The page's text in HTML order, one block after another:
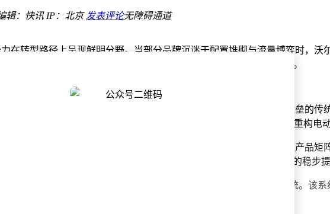
能稳定
辑：快讯 IP：北京 发表评论无障碍通道
在转型路径上呈现鲜明分野。当部分品牌沉迷于配置堆砌与流量博弈时，沃
豪华阵营中形成断层优势，其转型逻辑为行业提供了新的思考维度。
望时，沃尔沃率先宣布全面电气化战略，成为首个主动拆除内燃机壁垒的
较于部分竞品被迫推出的"油改电"过渡方案，沃尔沃从底层架构开始重构电
心与成都工厂的协同运作，沃尔沃构建起覆盖插电混动到纯电的完整产品矩
布局。这种"渐进式转型"策略既保持了品牌调性，又实现了市场渗透的稳步提
的一体化硼钢电池防护系统将安全边界从乘员舱扩展至整个高压系统。该
材料应用于电池保护的思路，本质上是对"生命保护区"概念的延伸。